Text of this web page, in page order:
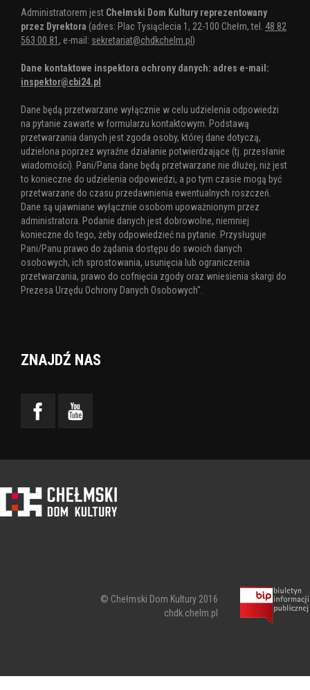
Administratorem jest Chełmski Dom Kultury reprezentowany
przez Dyrektora (adres: Plac Tysiąclecia 1, 22-100 Chełm, tel. 48 82
563 00 81 , e-mail: sekretariat@chdkchelm.pl )
Dane kontaktowe inspektora ochrony danych: adres e-mail:
inspektor@cbi24.pl
Dane będą przetwarzane wyłącznie w celu udzielenia odpowiedzi
na pytanie zawarte w formularzu kontaktowym. Podstawą
przetwarzania danych jest zgoda osoby, której dane dotyczą,
udzielona poprzez wyraźne działanie potwierdzające (tj. przesłanie
wiadomości). Pani/Pana dane będą przetwarzane nie dłużej, niż jest
to konieczne do udzielenia odpowiedzi, a po tym czasie mogą być
przetwarzane do czasu przedawnienia ewentualnych roszczeń.
Dane są ujawniane wyłącznie osobom upoważnionym przez
administratora. Podanie danych jest dobrowolne, niemniej
konieczne do tego, żeby odpowiedzieć na pytanie. Przysługuje
Pani/Panu prawo do żądania dostępu do swoich danych
osobowych, ich sprostowania, usunięcia lub ograniczenia
przetwarzania, prawo do cofnięcia zgody oraz wniesienia skargi do
Prezesa Urzędu Ochrony Danych Osobowych".
ZNAJDŹ NAS
© Chełmski Dom Kultury 2016
chdk.chelm.pl